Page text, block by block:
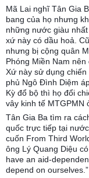
Mã Lai nghĩ Tân Gia
bang của họ nhưng
những nước giàu
xứ này có dầu hoả.
nhưng bị cộng quân
Phóng Miền Nam
Xứ này sử dụng
phủ Ngô Đình Diệm
Kỳ đổ bộ thì họ đổi
vây kinh tế MTGPMN
Tân Gia Ba tìm ra
quốc trực tiếp tại
cuốn From Third
ông Lý Quang Diệu
have an aid-
depend on ourselves.”